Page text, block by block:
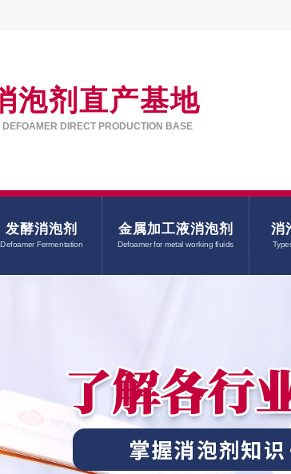
泡剂直产基地
DIRECT PRODUCTION BASE
发酵消泡剂
Defoamer Fermentation
金属加工液消泡剂
Defoamer for metal working fluids
消